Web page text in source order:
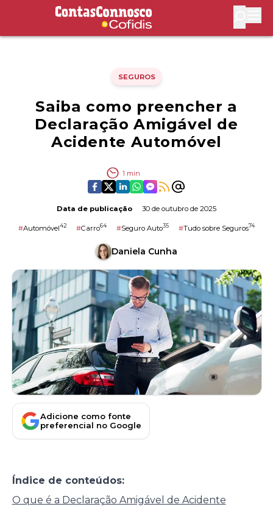
Contas Connosco by Cofidis
SEGUROS
Saiba como preencher a
Declaração Amigável de
Acidente Automóvel
1 min
Data de publicação 30 de outubro de 2025
#Automóvel42 #Carro64 #Seguro Auto35 #Tudo sobre Seguros74
Daniela Cunha
Adicione como fonte
preferencial no Google
Índice de conteúdos:
O que é a Declaração Amigável de Acidente